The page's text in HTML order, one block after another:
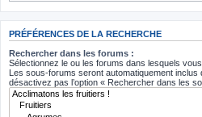
PRÉFÉRENCES DE LA RECHERCHE
Rechercher dans les forums :
Sélectionnez le ou les forums dans lesquels
Les sous-forums seront automatiquement
désactivez pas l’option « Rechercher dans les